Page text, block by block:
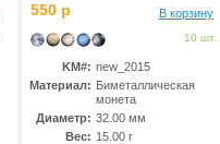
550 р В корзину
10 шт.
KM#: new_2015
Материал: Биметаллическая
монета
Диаметр: 32.00 мм
Вес: 15.00 г